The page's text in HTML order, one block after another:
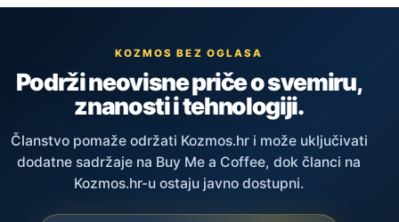
KOZMOS BEZ OGLASA
Podrži neovisne priče o svemiru,
znanosti i tehnologiji.
Članstvo pomaže održati Kozmos.hr i može uključivati
dodatne sadržaje na Buy Me a Coffee, dok članci na
Kozmos.hr-u ostaju javno dostupni.